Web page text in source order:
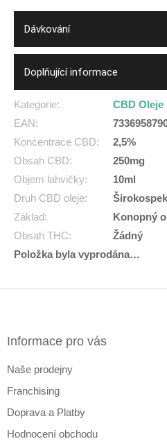
Dávkování
Doplňující informace
Kategorie:
CBD Oleje
EAN:
Koncentrace CBD:
2,5%
Obsah CBD:
250mg
Objem lahvičky:
10ml
Druh CBD oleje:
Základ:
Konopný
Obsah THC:
Žádný
Položka byla vyprodána…
Informace pro vás
Naše prodejny
Franchising
Doprava a Platby
Hodnocení obchodu